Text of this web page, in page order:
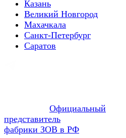
Казань
Великий Новгород
Махачкала
Санкт-Петербург
Саратов
Официальный
представитель
фабрики ЗОВ в РФ